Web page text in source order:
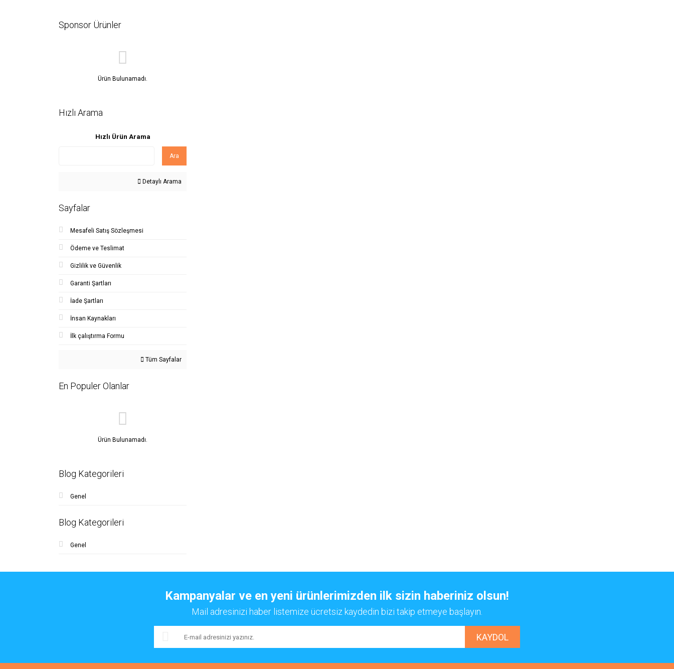
Sponsor Ürünler
Ürün Bulunamadı.
Hızlı Arama
Hızlı Ürün Arama
Ara
Detaylı Arama
Sayfalar
Mesafeli Satış Sözleşmesi
Ödeme ve Teslimat
Gizlilik ve Güvenlik
Garanti Şartları
İade Şartları
İnsan Kaynakları
İlk çalıştırma Formu
Tüm Sayfalar
En Populer Olanlar
Ürün Bulunamadı.
Blog Kategorileri
Genel
Blog Kategorileri
Genel
Kampanyalar ve en yeni ürünlerimizden ilk sizin haberiniz olsun!
Mail adresinizi haber listemize ücretsiz kaydedin bizi takip etmeye başlayın.
KAYDOL